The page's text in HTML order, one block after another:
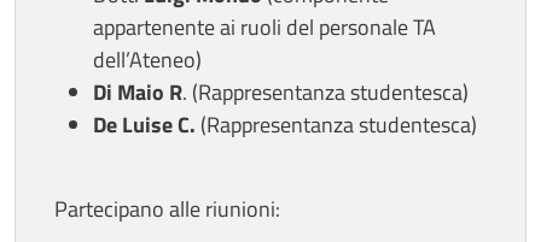
appartenente ai ruoli del personale TA
dell’Ateneo)
Di Maio R. (Rappresentanza studentesca)
De Luise C. (Rappresentanza studentesca)
Partecipano alle riunioni: